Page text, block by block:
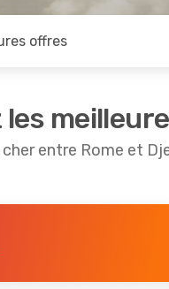
offres
les
entre Rome et